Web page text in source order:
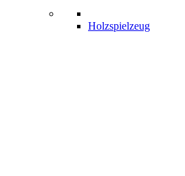
Holzspielzeug